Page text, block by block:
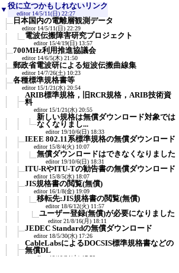
▼ 役に立つかもしれないリンク
editor 14/5/11(日) 22:27
日本国内の電離層観測データ
editor 14/5/11(日) 22:29
電波伝搬障害研究プロジェクト
editor 15/4/19(日) 13:57
700MHz利用推進協議会
editor 14/6/5(木) 21:50
郵政省電波研による短波伝搬曲線集
editor 14/7/26(土) 10:23
各種標準規格書等
editor 15/1/21(水) 20:54
ARIB標準規格，旧RCR規格，ARIB技術資
料
editor 15/1/21(水) 20:55
新しい規格は無償ダウンロード対象では
なくなりまし...
editor 19/10/6(日) 18:33
IEEE 802.11系標準規格の無償ダウンロード
editor 15/8/4(火) 10:07
無償ダウンロードはできなくなりました
editor 19/10/6(日) 18:31
ITU-RやITU-Tの勧告書の無償ダウンロード
editor 15/8/5(水) 18:07
JIS規格書の閲覧(無償)
editor 16/1/8(金) 19:09
移転先:JIS規格書の閲覧(無償)
editor 18/6/12(火) 11:57
ユーザー登録(無償)が必要になりました
editor 21/8/16(月) 18:11
JEDEC Standardの無償ダウンロード
editor 18/5/30(水) 17:26
CableLabsによるDOCSIS標準規格書などの
無償DL
editor 19/10/24(木) 17:53